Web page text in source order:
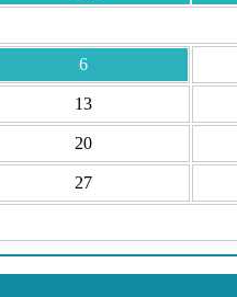
6
13
20
27